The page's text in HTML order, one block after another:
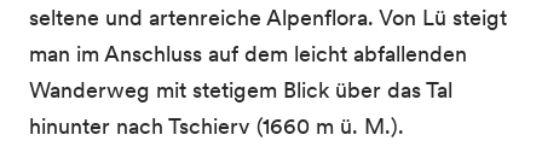
seltene und artenreiche Alpenflora. Von Lü steigt
man im Anschluss auf dem leicht abfallenden
Wanderweg mit stetigem Blick über das Tal
hinunter nach Tschierv (1660 m ü. M.).